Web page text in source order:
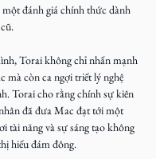
đánh giá chính thức dành
Torai không chỉ nhấn mạnh
mà còn ca ngợi triết lý nghệ
Torai cho rằng chính sự kiên
đã đưa Mac đạt tới một
tài năng và sự sáng tạo không
hiếu đám đông.